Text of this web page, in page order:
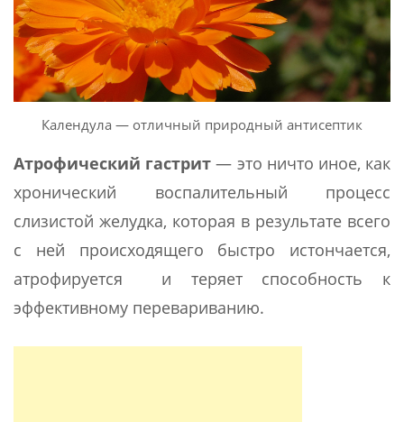
Календула — отличный природный антисептик
Атрофический гастрит — это ничто иное, как
хронический воспалительный процесс
слизистой желудка, которая в результате всего
с ней происходящего быстро истончается,
атрофируется и теряет способность к
эффективному перевариванию.